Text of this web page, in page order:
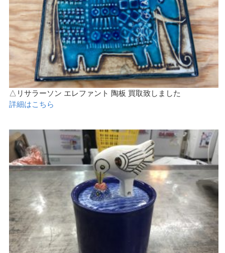
△リサラーソン エレファント 陶板 買取致しました
詳細はこちら